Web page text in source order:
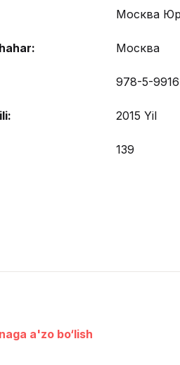
Москва
Москва
978-5-
2015 Yil
139
a'zo bo‘lish